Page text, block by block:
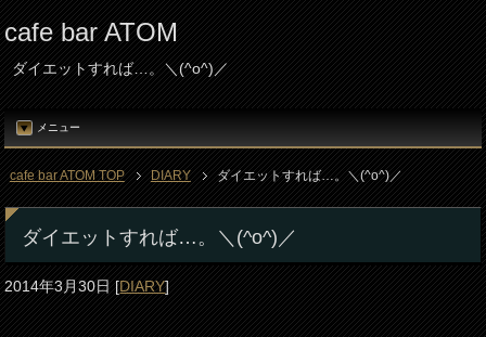
cafe bar ATOM
ダイエットすれば…。＼(^o^)／
メニュー
cafe bar ATOM TOP DIARY ダイエットすれば…。＼(^o^)／
ダイエットすれば…。＼(^o^)／
2014年3月30日[DIARY]